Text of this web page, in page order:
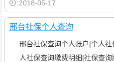
2018-05-17
邢台社保个人查询
邢台社保查询个人账户|个人
人社保查询缴费明细|社保查